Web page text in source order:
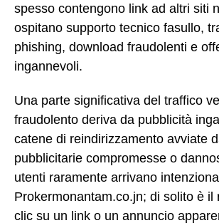
spesso contengono link ad altri siti
ospitano supporto tecnico fasullo,
phishing, download fraudolenti e
ingannevoli.
Una parte significativa del traffico
fraudolento deriva da pubblicità
catene di reindirizzamento avviate
pubblicitarie compromesse o
utenti raramente arrivano
Prokermonantam.co.jn; di solito è il
clic su un link o un annuncio